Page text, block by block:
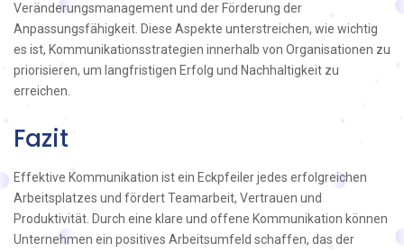
Veränderungsmanagement und der Förderung der
Anpassungsfähigkeit. Diese Aspekte unterstreichen, wie wichtig
es ist, Kommunikationsstrategien innerhalb von Organisationen zu
priorisieren, um langfristigen Erfolg und Nachhaltigkeit zu
erreichen.
Fazit
Effektive Kommunikation ist ein Eckpfeiler jedes erfolgreichen
Arbeitsplatzes und fördert Teamarbeit, Vertrauen und
Produktivität. Durch eine klare und offene Kommunikation können
Unternehmen ein positives Arbeitsumfeld schaffen, das der